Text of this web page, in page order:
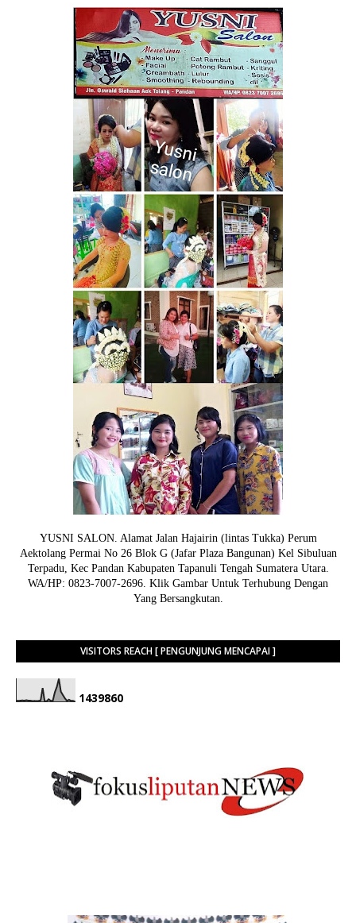
YUSNI SALON. Alamat Jalan Hajairin (lintas Tukka) Perum
Aektolang Permai No 26 Blok G (Jafar Plaza Bangunan) Kel Sibuluan
Terpadu, Kec Pandan Kabupaten Tapanuli Tengah Sumatera Utara.
WA/HP: 0823-7007-2696. Klik Gambar Untuk Terhubung Dengan
Yang Bersangkutan.
VISITORS REACH [ PENGUNJUNG MENCAPAI ]
1439860